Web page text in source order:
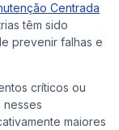
Centrada
têm sido
prevenir falhas e
críticos ou
maiores